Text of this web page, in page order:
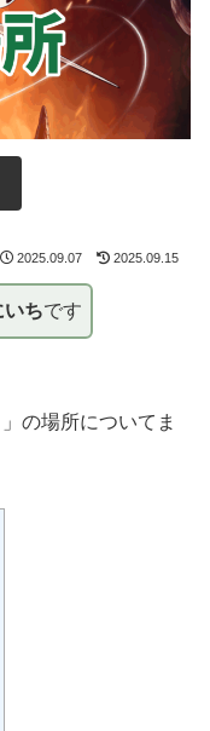
2025.09.07 2025.09.15
いちです
」の場所についてま